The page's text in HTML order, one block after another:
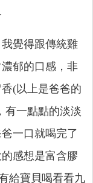
覺得跟傳統雞
郁的口感，非
(以上是爸爸的
有一點點的淡淡
一口就喝完了
感想是富含膠
給寶貝喝看看九